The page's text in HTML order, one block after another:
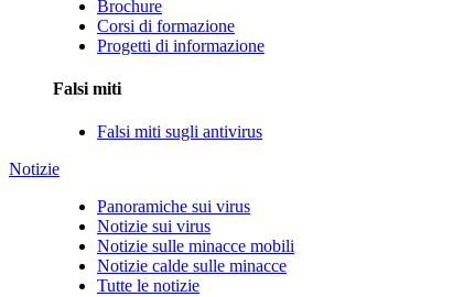
Brochure
Corsi di formazione
Progetti di informazione
Falsi miti
Falsi miti sugli antivirus
Notizie
Panoramiche sui virus
Notizie sui virus
Notizie sulle minacce mobili
Notizie calde sulle minacce
Tutte le notizie